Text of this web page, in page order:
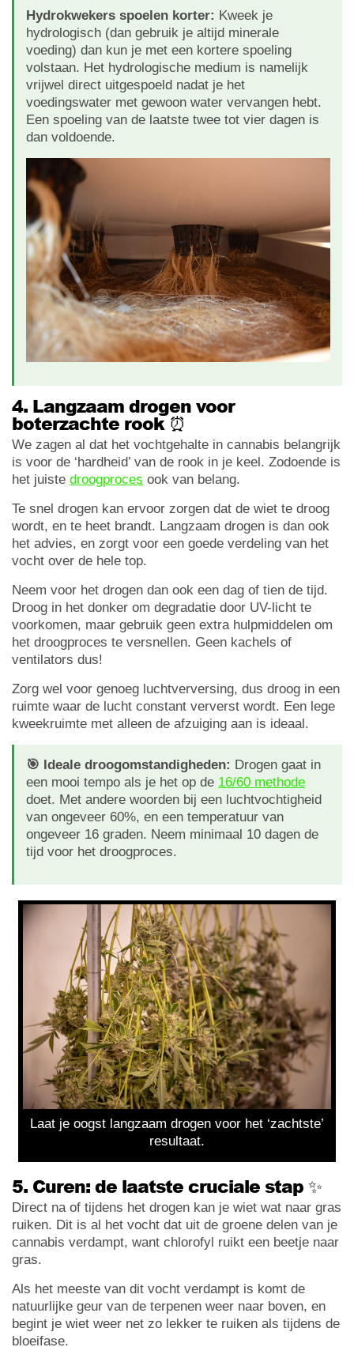
Hydrokwekers spoelen korter: Kweek je
hydrologisch (dan gebruik je altijd minerale
voeding) dan kun je met een kortere spoeling
volstaan. Het hydrologische medium is namelijk
vrijwel direct uitgespoeld nadat je het
voedingswater met gewoon water vervangen hebt.
Een spoeling van de laatste twee tot vier dagen is
dan voldoende.
4. Langzaam drogen voor
boterzachte rook ⏰
We zagen al dat het vochtgehalte in cannabis belangrijk
is voor de ‘hardheid’ van de rook in je keel. Zodoende is
het juiste droogproces ook van belang.
Te snel drogen kan ervoor zorgen dat de wiet te droog
wordt, en te heet brandt. Langzaam drogen is dan ook
het advies, en zorgt voor een goede verdeling van het
vocht over de hele top.
Neem voor het drogen dan ook een dag of tien de tijd.
Droog in het donker om degradatie door UV-licht te
voorkomen, maar gebruik geen extra hulpmiddelen om
het droogproces te versnellen. Geen kachels of
ventilators dus!
Zorg wel voor genoeg luchtverversing, dus droog in een
ruimte waar de lucht constant ververst wordt. Een lege
kweekruimte met alleen de afzuiging aan is ideaal.
🎯 Ideale droogomstandigheden: Drogen gaat in
een mooi tempo als je het op de 16/60 methode
doet. Met andere woorden bij een luchtvochtigheid
van ongeveer 60%, en een temperatuur van
ongeveer 16 graden. Neem minimaal 10 dagen de
tijd voor het droogproces.
Laat je oogst langzaam drogen voor het ‘zachtste’
resultaat.
5. Curen: de laatste cruciale stap ✨
Direct na of tijdens het drogen kan je wiet wat naar gras
ruiken. Dit is al het vocht dat uit de groene delen van je
cannabis verdampt, want chlorofyl ruikt een beetje naar
gras.
Als het meeste van dit vocht verdampt is komt de
natuurlijke geur van de terpenen weer naar boven, en
begint je wiet weer net zo lekker te ruiken als tijdens de
bloeifase.